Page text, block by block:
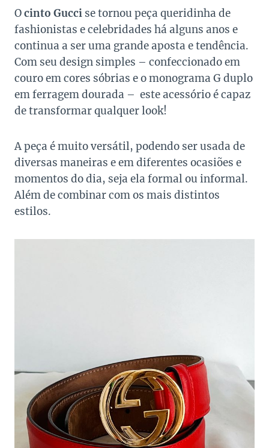
Ocinto Gucci se tornou peça queridinha de
fashionistas e celebridades há alguns anos e
continua a ser uma grande aposta e tendência.
Com seu design simples – confeccionado em
couro em cores sóbrias e o monograma G duplo
em ferragem dourada – este acessório é capaz
de transformar qualquer look!
A peça é muito versátil, podendo ser usada de
diversas maneiras e em diferentes ocasiões e
momentos do dia, seja ela formal ou informal.
Além de combinar com os mais distintos
estilos.